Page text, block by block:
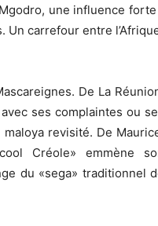
une influence
Un carrefour entre
De La
ses complaintes ou
maloya revisité. De
Créole» emmène
du «sega» traditionnel